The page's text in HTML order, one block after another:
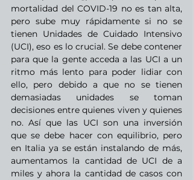
mortalidad del COVID-19 no es tan alta,
pero sube muy rápidamente si no se
tienen Unidades de Cuidado Intensivo
(UCI), eso es lo crucial. Se debe contener
para que la gente acceda a las UCI a un
ritmo más lento para poder lidiar con
ello, pero debido a que no se tienen
demasiadas unidades se toman
decisiones entre quienes viven y quienes
no. Así que las UCI son una inversión
que se debe hacer con equilibrio, pero
en Italia ya se están instalando de más,
aumentamos la cantidad de UCI de a
miles y ahora la cantidad de casos con